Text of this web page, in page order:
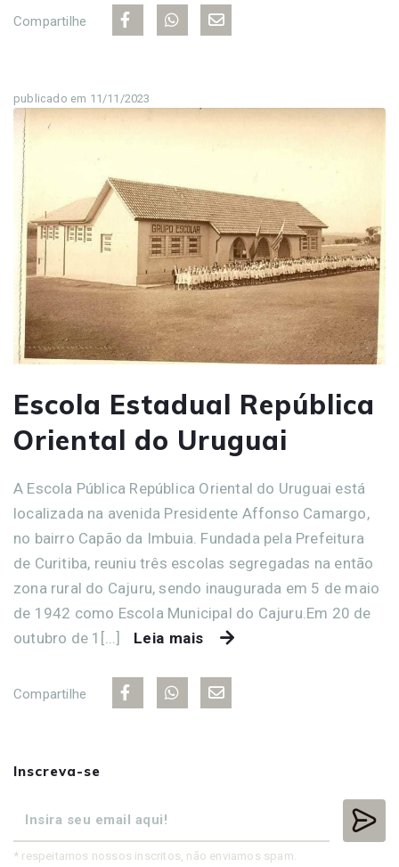
Compartilhe
publicado em 11/11/2023
Escola Estadual República
Oriental do Uruguai
A Escola Pública República Oriental do Uruguai está
localizada na avenida Presidente Affonso Camargo,
no bairro Capão da Imbuia. Fundada pela Prefeitura
de Curitiba, reuniu três escolas segregadas na então
zona rural do Cajuru, sendo inaugurada em 5 de maio
de 1942 como Escola Municipal do Cajuru.Em 20 de
outubro de 1[...]
Leia mais
Compartilhe
Inscreva-se
* respeitamos nossos inscritos, não enviamos spam.